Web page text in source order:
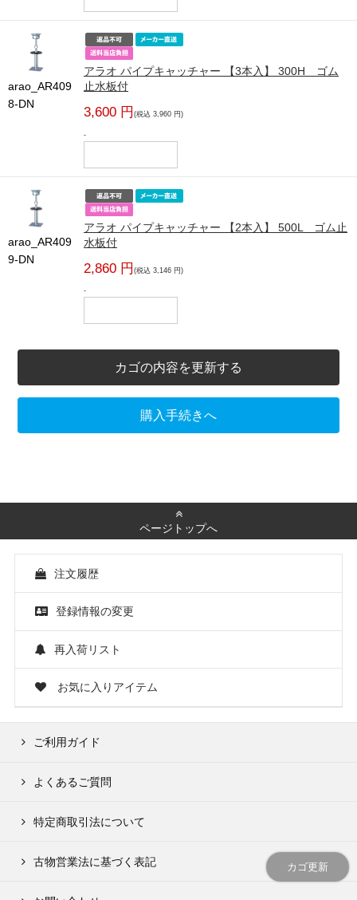
arao_AR409
8-DN
アラオ パイプキャッチャー 【3本入】 300H ゴム
止水板付
3,600 円 (税込 3,960 円)
-
arao_AR409
9-DN
アラオ パイプキャッチャー 【2本入】 500L ゴム止
水板付
2,860 円 (税込 3,146 円)
-
カゴの内容を更新する
購入手続きへ
カゴ更新
ページトップへ
注文履歴
登録情報の変更
再入荷リスト
お気に入りアイテム
ご利用ガイド
よくあるご質問
特定商取引法について
古物営業法に基づく表記